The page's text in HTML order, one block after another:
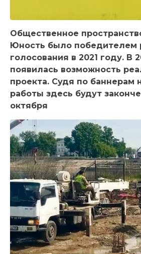
Общественное
Юность было победителем
голосования в 2021 году. В
появилась возможность
проекта. Судя по баннерам
работы здесь будут
октября